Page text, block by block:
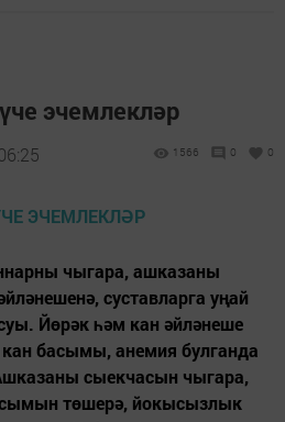
эчемлекләр
1566 0 0
чыгара, ашказаны
суставларга уңай
Йөрәк һәм кан әйләнеше
кан басымы, анемия булганда
сыекчасын чыгара,
төшерә, йокысызлык